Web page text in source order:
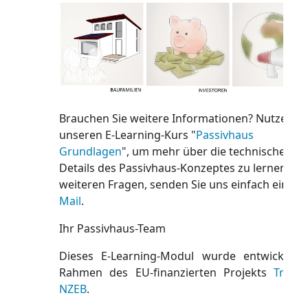
Brauchen Sie weitere Informationen? Nutzen
unseren E-Learning-Kurs "Passivhaus
Grundlagen", um mehr über die technischen
Details des Passivhaus-Konzeptes zu lernen. Bei
weiteren Fragen, senden Sie uns einfach eine
Mail.
Ihr Passivhaus-Team
Dieses E-Learning-Modul wurde entwickelt
Rahmen des EU-finanzierten Projekts Train-
NZEB.